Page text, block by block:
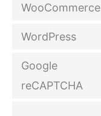
WooCommerce
WordPress
Google
reCAPTCHA